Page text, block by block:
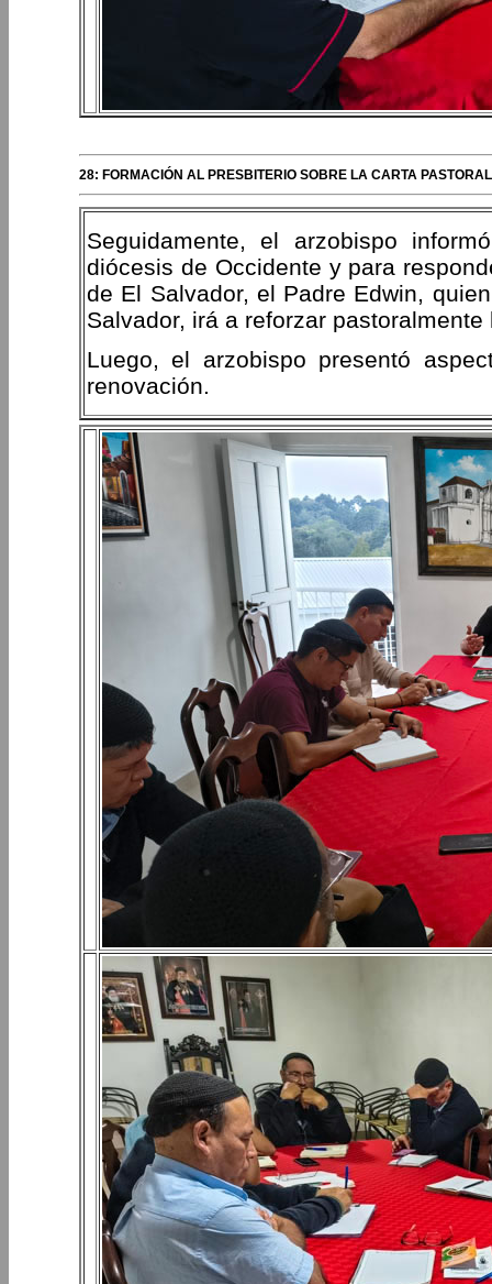
28: FORMACIÓN AL PRESBITERIO SOBRE LA CARTA
Seguidamente, el arzobispo
diócesis de Occidente y para
de El Salvador, el Padre Edwin,
Salvador, irá a reforzar
Luego, el arzobispo presentó
renovación.